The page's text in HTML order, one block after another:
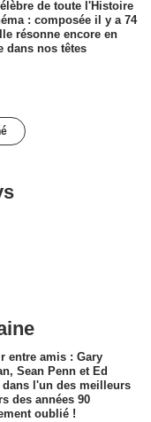
de toute l'Histoire
: composée il y a 74
résonne encore en
dans nos têtes
entre amis : Gary
Sean Penn et Ed
dans l'un des meilleurs
des années 90
oublié !